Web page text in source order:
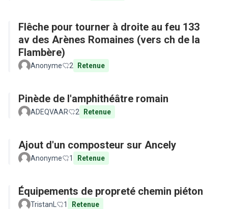
Flêche pour tourner à droite au feu 133
av des Arènes Romaines (vers ch de la
Flambère)
Anonyme 2 Retenue
Pinède de l'amphithéâtre romain
ADEQVAAR 2 Retenue
Ajout d'un composteur sur Ancely
Anonyme 1 Retenue
Équipements de propreté chemin piéton
TristanL 1 Retenue